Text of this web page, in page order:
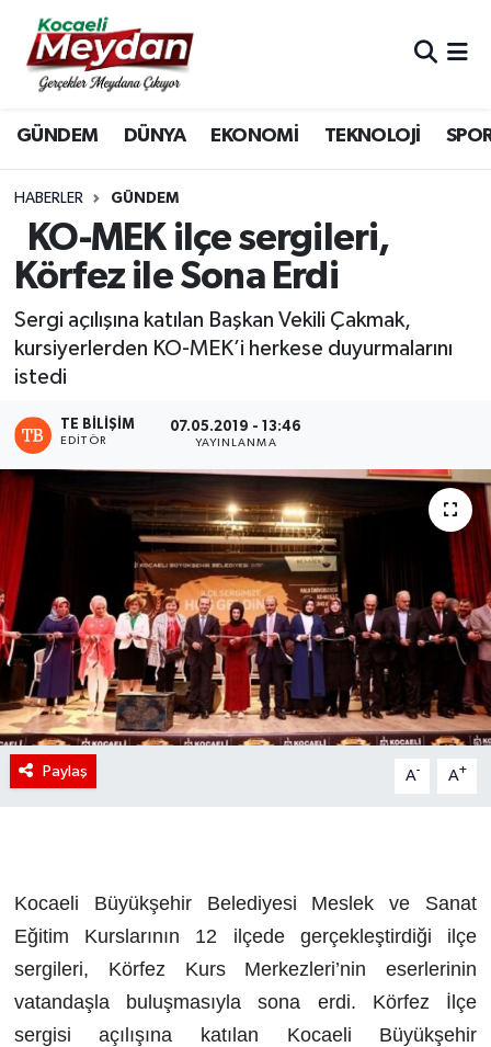
GÜNDEM DÜNYA EKONOMİ TEKNOLOJİ
HABERLER GÜNDEM
KO-MEK ilçe sergileri,
Körfez ile Sona Erdi
Sergi açılışına katılan Başkan Vekili Çakmak,
kursiyerlerden KO-MEK’i herkese duyurmalarını
istedi
TE BILIŞIM
EDITÖR
07.05.2019 - 13:46
YAYINLANMA
Paylaş A- A+
Kocaeli Büyükşehir Belediyesi Meslek ve Sanat
Eğitim Kurslarının 12 ilçede gerçekleştirdiği ilçe
sergileri, Körfez Kurs Merkezleri’nin eserlerinin
vatandaşla buluşmasıyla sona erdi. Körfez İlçe
sergisi açılışına katılan Kocaeli Büyükşehir
Nöbetçi Eczaneler
Hava Durumu
Trafik Durumu
Süper Lig Puan Durumu ve Fikstür
Son Dakika Haberleri
Haber Arşivi